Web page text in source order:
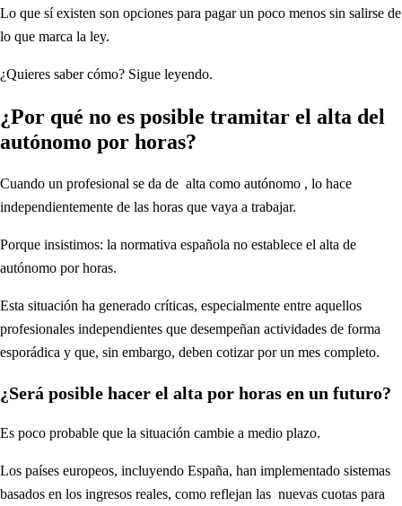
Lo que sí existen son opciones para pagar un poco menos sin salirse de
lo que marca la ley.
¿Quieres saber cómo? Sigue leyendo.
¿Por qué no es posible tramitar el alta del
autónomo por horas?
Cuando un profesional se da de alta como autónomo , lo hace
independientemente de las horas que vaya a trabajar.
Porque insistimos: la normativa española no establece el alta de
autónomo por horas.
Esta situación ha generado críticas, especialmente entre aquellos
profesionales independientes que desempeñan actividades de forma
esporádica y que, sin embargo, deben cotizar por un mes completo.
¿Será posible hacer el alta por horas en un futuro?
Es poco probable que la situación cambie a medio plazo.
Los países europeos, incluyendo España, han implementado sistemas
basados en los ingresos reales, como reflejan las nuevas cuotas para